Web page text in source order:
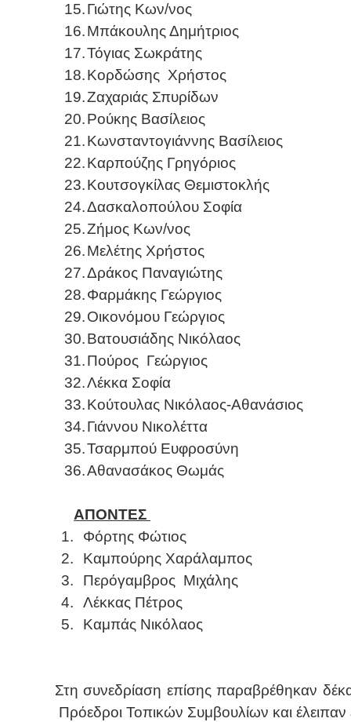
15.Γιώτης Κων/νος
16.Μπάκουλης Δημήτριος
17.Τόγιας Σωκράτης
18.Κορδώσης Χρήστος
19.Ζαχαριάς Σπυρίδων
20.Ρούκης Βασίλειος
21.Κωνσταντογιάννης Βασίλειος
22.Καρπούζης Γρηγόριος
23.Κουτσογκίλας Θεμιστοκλής
24.Δασκαλοπούλου Σοφία
25.Ζήμος Κων/νος
26.Μελέτης Χρήστος
27.Δράκος Παναγιώτης
28.Φαρμάκης Γεώργιος
29.Οικονόμου Γεώργιος
30.Βατουσιάδης Νικόλαος
31.Πούρος Γεώργιος
32.Λέκκα Σοφία
33.Κούτουλας Νικόλαος-Αθανάσιος
34.Γιάννου Νικολέττα
35.Τσαρμπού Ευφροσύνη
36.Αθανασάκος Θωμάς
ΑΠΟΝΤΕΣ
1.
Φόρτης Φώτιος
2.
Καμπούρης Χαράλαμπος
3.
Περόγαμβρος Μιχάλης
4.
Λέκκας Πέτρος
5.
Καμπάς Νικόλαος
Στη συνεδρίαση επίσης παραβρέθηκαν
Πρόεδροι Τοπικών Συμβουλίων και έλειπαν